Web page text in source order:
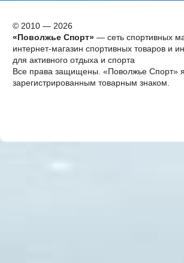
© 2010 — 2026
«Поволжье Спорт»— сеть спортивных
интернет-магазин спортивных товаров и
для активного отдыха и спорта
Все права защищены. «Поволжье Спорт»
зарегистрированным товарным знаком.